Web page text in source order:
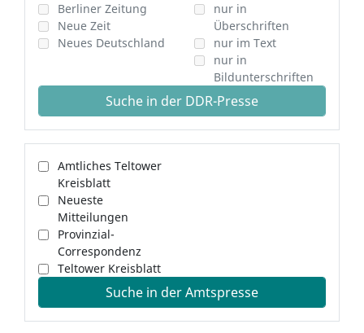
Berliner Zeitung
Neue Zeit
Neues Deutschland
nur in
Überschriften
nur im Text
nur in
Bildunterschriften
Suche in der DDR-Presse
Amtliches Teltower
Kreisblatt
Neueste
Mitteilungen
Provinzial-
Correspondenz
Teltower Kreisblatt
Suche in der Amtspresse